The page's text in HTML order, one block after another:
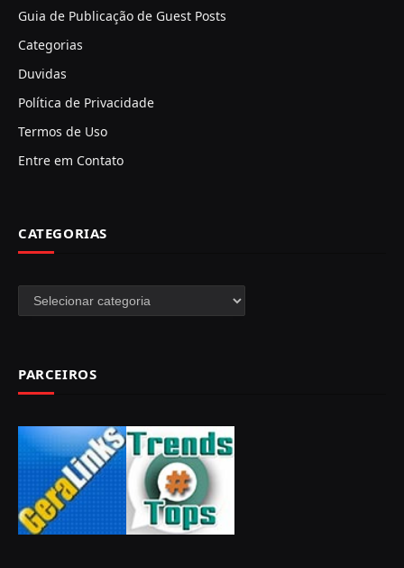
Guia de Publicação de Guest Posts
Categorias
Duvidas
Política de Privacidade
Termos de Uso
Entre em Contato
CATEGORIAS
Categorias
PARCEIROS